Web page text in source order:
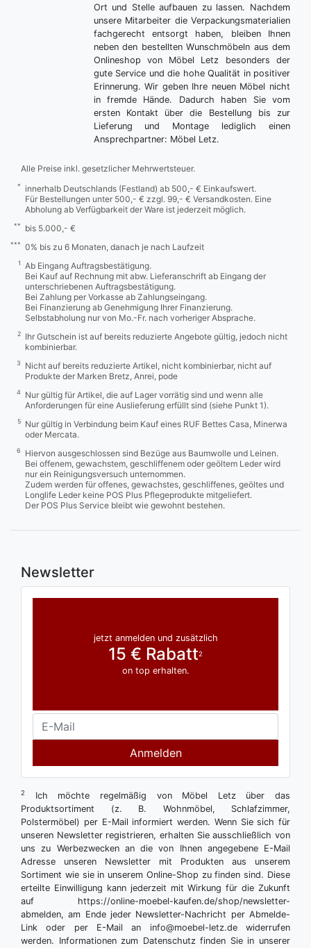
Ort und Stelle aufbauen zu lassen. Nachdem
unsere Mitarbeiter die Verpackungsmaterialien
fachgerecht entsorgt haben, bleiben Ihnen
neben den bestellten Wunschmöbeln aus dem
Onlineshop von Möbel Letz besonders der
gute Service und die hohe Qualität in positiver
Erinnerung. Wir geben Ihre neuen Möbel nicht
in fremde Hände. Dadurch haben Sie vom
ersten Kontakt über die Bestellung bis zur
Lieferung und Montage lediglich einen
Ansprechpartner: Möbel Letz.
Alle Preise inkl. gesetzlicher Mehrwertsteuer.
*
innerhalb Deutschlands (Festland) ab 500,- € Einkaufswert.
Für Bestellungen unter 500,- € zzgl. 99,- € Versandkosten. Eine
Abholung ab Verfügbarkeit der Ware ist jederzeit möglich.
** bis 5.000,- €
*** 0% bis zu 6 Monaten, danach je nach Laufzeit
1
Ab Eingang Auftragsbestätigung.
Bei Kauf auf Rechnung mit abw. Lieferanschrift ab Eingang der
unterschriebenen Auftragsbestätigung.
Bei Zahlung per Vorkasse ab Zahlungseingang.
Bei Finanzierung ab Genehmigung Ihrer Finanzierung.
Selbstabholung nur von Mo.-Fr. nach vorheriger Absprache.
2
Ihr Gutschein ist auf bereits reduzierte Angebote gültig, jedoch nicht
kombinierbar.
3
Nicht auf bereits reduzierte Artikel, nicht kombinierbar, nicht auf
Produkte der Marken Bretz, Anrei, pode
4
Nur gültig für Artikel, die auf Lager vorrätig sind und wenn alle
Anforderungen für eine Auslieferung erfüllt sind (siehe Punkt 1).
5
Nur gültig in Verbindung beim Kauf eines RUF Bettes Casa, Minerwa
oder Mercata.
6
Hiervon ausgeschlossen sind Bezüge aus Baumwolle und Leinen.
Bei offenem, gewachstem, geschliffenem oder geöltem Leder wird
nur ein Reinigungsversuch unternommen.
Zudem werden für offenes, gewachstes, geschliffenes, geöltes und
Longlife Leder keine POS Plus Pflegeprodukte mitgeliefert.
Der POS Plus Service bleibt wie gewohnt bestehen.
Newsletter
jetzt anmelden und zusätzlich
15 € Rabatt2
on top erhalten.
Anmelden
2
Ich möchte regelmäßig von Möbel Letz über das
Produktsortiment (z. B. Wohnmöbel, Schlafzimmer,
Polstermöbel) per E-Mail informiert werden. Wenn Sie sich für
unseren Newsletter registrieren, erhalten Sie ausschließlich von
uns zu Werbezwecken an die von Ihnen angegebene E-Mail
Adresse unseren Newsletter mit Produkten aus unserem
Sortiment wie sie in unserem Online-Shop zu finden sind. Diese
erteilte Einwilligung kann jederzeit mit Wirkung für die Zukunft
auf https://online-moebel-kaufen.de/shop/newsletter-
abmelden, am Ende jeder Newsletter-Nachricht per Abmelde-
Link oder per E-Mail an info@moebel-letz.de widerrufen
werden. Informationen zum Datenschutz finden Sie in unserer